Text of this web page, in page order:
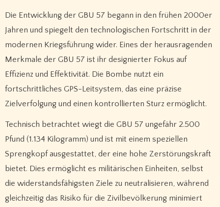
Die Entwicklung der GBU 57 begann in den frühen 2000er
Jahren und spiegelt den technologischen Fortschritt in der
modernen Kriegsführung wider. Eines der herausragenden
Merkmale der GBU 57 ist ihr designierter Fokus auf
Effizienz und Effektivität. Die Bombe nutzt ein
fortschrittliches GPS-Leitsystem, das eine präzise
Zielverfolgung und einen kontrollierten Sturz ermöglicht.
Technisch betrachtet wiegt die GBU 57 ungefähr 2.500
Pfund (1.134 Kilogramm) und ist mit einem speziellen
Sprengkopf ausgestattet, der eine hohe Zerstörungskraft
bietet. Dies ermöglicht es militärischen Einheiten, selbst
die widerstandsfähigsten Ziele zu neutralisieren, während
gleichzeitig das Risiko für die Zivilbevölkerung minimiert